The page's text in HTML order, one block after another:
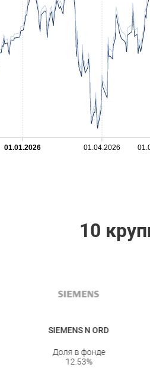
01.01.2026 01.04.2026
10
SIEMENS N ORD
Доля в фонде